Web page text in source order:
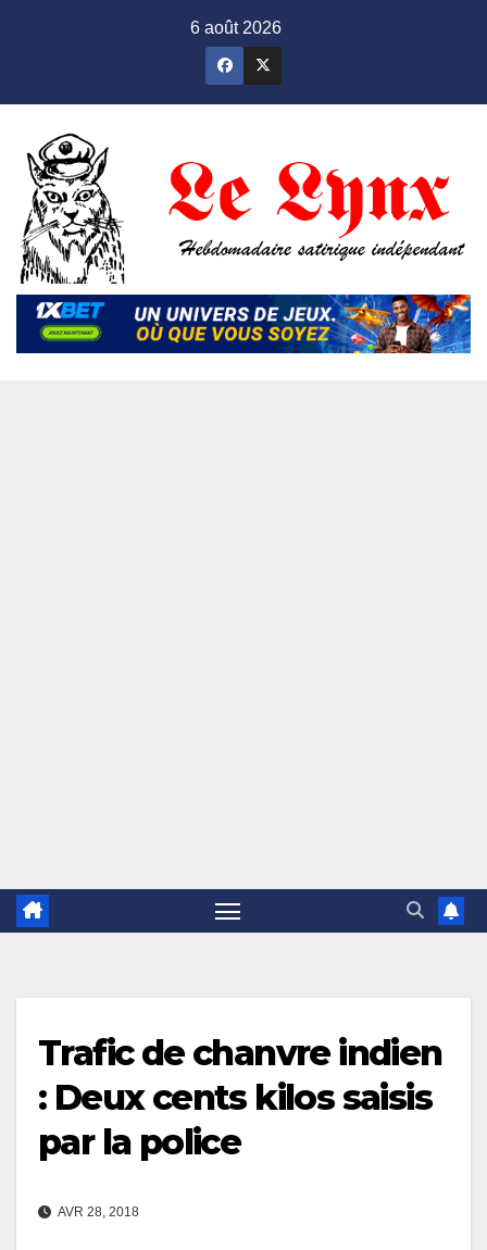
6 août 2026
Trafic de chanvre indien
: Deux cents kilos saisis
par la police
AVR 28, 2018